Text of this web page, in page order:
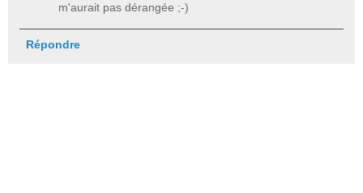
m'aurait pas dérangée ;-)
Répondre